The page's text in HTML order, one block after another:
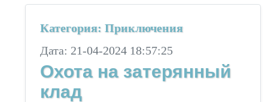
Категория: Приключения
Дата: 21-04-2024 18:57:25
Охота на затерянный
клад